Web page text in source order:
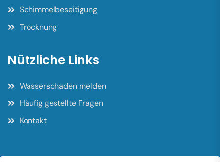
Schimmelbeseitigung
Trocknung
Nützliche Links
Wasserschaden melden
Häufig gestellte Fragen
Kontakt